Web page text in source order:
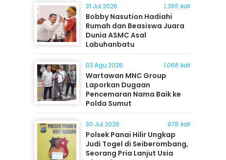
31 Jul 2026 1.395 kali
Bobby Nasution Hadiahi
Rumah dan Beasiswa Juara
Dunia ASMC Asal
Labuhanbatu
03 Agu 2026 1.068 kali
Wartawan MNC Group
Laporkan Dugaan
Pencemaran Nama Baik ke
Polda Sumut
30 Jul 2026 978 kali
Polsek Panai Hilir Ungkap
Judi Togel di Seiberombang,
Seorang Pria Lanjut Usia